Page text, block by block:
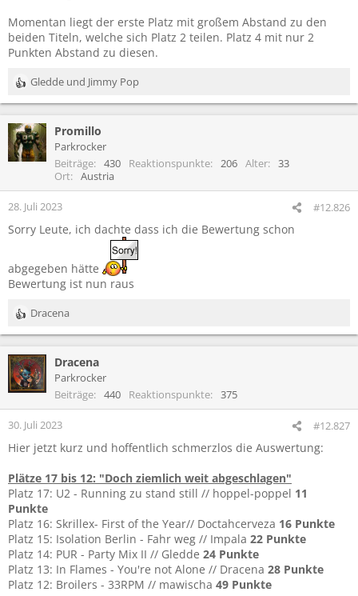
Momentan liegt der erste Platz mit großem Abstand zu den
beiden Titeln, welche sich Platz 2 teilen. Platz 4 mit nur 2
Punkten Abstand zu diesen.
R
e
k
t
i
n
e
:
Gledde und Jimmy Pop
Promillo
Parkrocker
Beiträge
430 Reaktionspunkte 206 Alter
33
Ort
Austria
28. Juli 2023 #12.826
Sorry Leute, ich dachte dass ich die Bewertung schon
abgegeben hätte
Bewertung ist nun raus
R
e
k
t
i
n
e
n
Dracena
Dracena
Parkrocker
Beiträge
440 Reaktionspunkte 375
30. Juli 2023 #12.827
Hier jetzt kurz und hoffentlich schmerzlos die Auswertung:
Plätze 17 bis 12: "Doch ziemlich weit abgeschlagen"
Platz 17: U2 - Running zu stand still // hoppel-poppel 11
Punkte
Platz 16: Skrillex- First of the Year// Doctahcerveza 16 Punkte
Platz 15: Isolation Berlin - Fahr weg // Impala 22 Punkte
Platz 14: PUR - Party Mix II // Gledde 24 Punkte
Platz 13: In Flames - You're not Alone // Dracena 28 Punkte
Platz 12: Broilers - 33RPM // mawischa 49 Punkte